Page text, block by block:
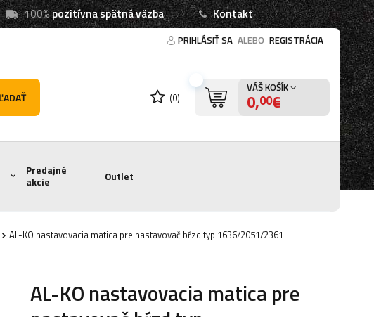
100%pozitívna spätná väzba Kontakt
PRIHLÁSIŤ SA ALEBO REGISTRÁCIA
(0)
VÁŠ KOŠÍK
0,00€
Predajné
akcie
Outlet
AL-KO nastavovacia matica pre nastavovač bŕzd typ 1636/2051/2361
AL-KO nastavovacia matica pre